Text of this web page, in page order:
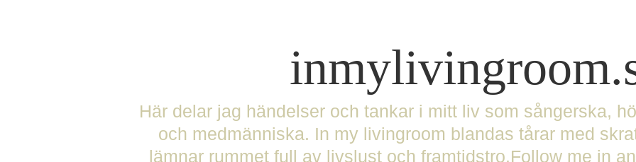
Här delar jag händelser och tankar i mitt liv som sångerska,
och medmänniska. In my livingroom blandas tårar med
lämnar rummet full av livslust och framtidstro.Follow me in